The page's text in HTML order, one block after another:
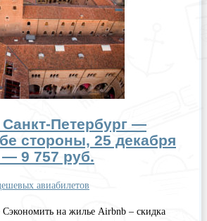
Петербург —
стороны, 25 декабря
9 757 руб.
авиабилетов
на жилье Airbnb – скидка